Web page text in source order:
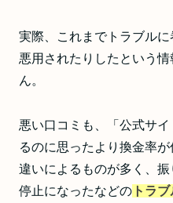
実際、これまでトラブル
悪用されたりしたという
ん。
悪い口コミも、「公式サ
るのに思ったより換金率
違いによるものが多く、
停止になったなどの トラ